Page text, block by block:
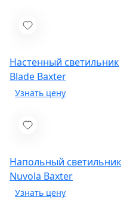
Настенный светильник
Blade Baxter
Напольный светильник
Nuvola Baxter